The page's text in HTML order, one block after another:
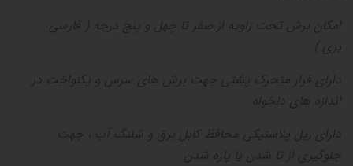
امکان برش تحت زاویه از صفر تا چهل و پنج درجه ( فارسی
بری )
دارای قرار متحرک پشتی جهت برش های سرس و یکنواخت در
اندازه های دلخواه
دارای ریل پلاستیکی محافظ کابل برق و شلنگ آب ، جهت
جلوگیری از تا شدن یا پاره شدن